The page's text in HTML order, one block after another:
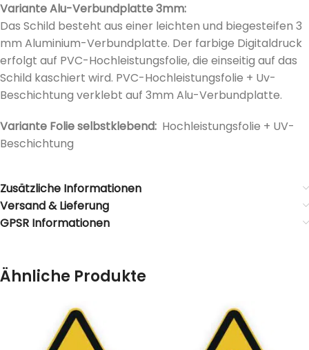
Variante Alu-Verbundplatte 3mm:
Das Schild besteht aus einer leichten und biegesteifen 3
mm Aluminium-Verbundplatte. Der farbige Digitaldruck
erfolgt auf PVC-Hochleistungsfolie, die einseitig auf das
Schild kaschiert wird. PVC-Hochleistungsfolie + Uv-
Beschichtung verklebt auf 3mm Alu-Verbundplatte.
Variante Folie selbstklebend: Hochleistungsfolie + UV-
Beschichtung
Zusätzliche Informationen
Versand & Lieferung
GPSR Informationen
Ähnliche Produkte